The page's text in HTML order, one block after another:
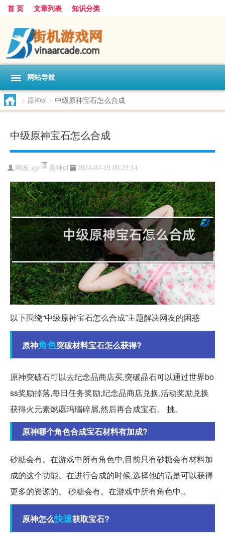
首 页 文章列表 知识分类
网站导航
> 原神ol > 中级原神宝石怎么合成
中级原神宝石怎么合成
网友:zjy 原神ol 2024-02-19 09:22:14
以下围绕“中级原神宝石怎么合成”主题解决网友的困惑
原神角色突破材料宝石怎么获得?
原神突破石可以去纪念品商店买,突破晶石可以通过世界bo
ss奖励掉落,每日任务奖励,纪念品商店兑换,活动奖励兑换
获得火元素燃愿玛瑙碎屑,然后再合成宝石。 挑。
原神哪个角色合成宝石材料有加成?
砂糖会有。在游戏中所有角色中,目前只有砂糖会有材料加
成的这个功能。在进行合成的时候,选择他的话是可以获得
更多的资源的。 砂糖会有。在游戏中所有角色中,。
原神怎么快速获取宝石?